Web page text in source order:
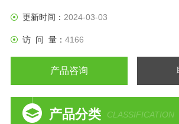
更新时间： 2024-03-03
访 问 量： 4166
产品咨询
产品分类 CLASSIFICATION